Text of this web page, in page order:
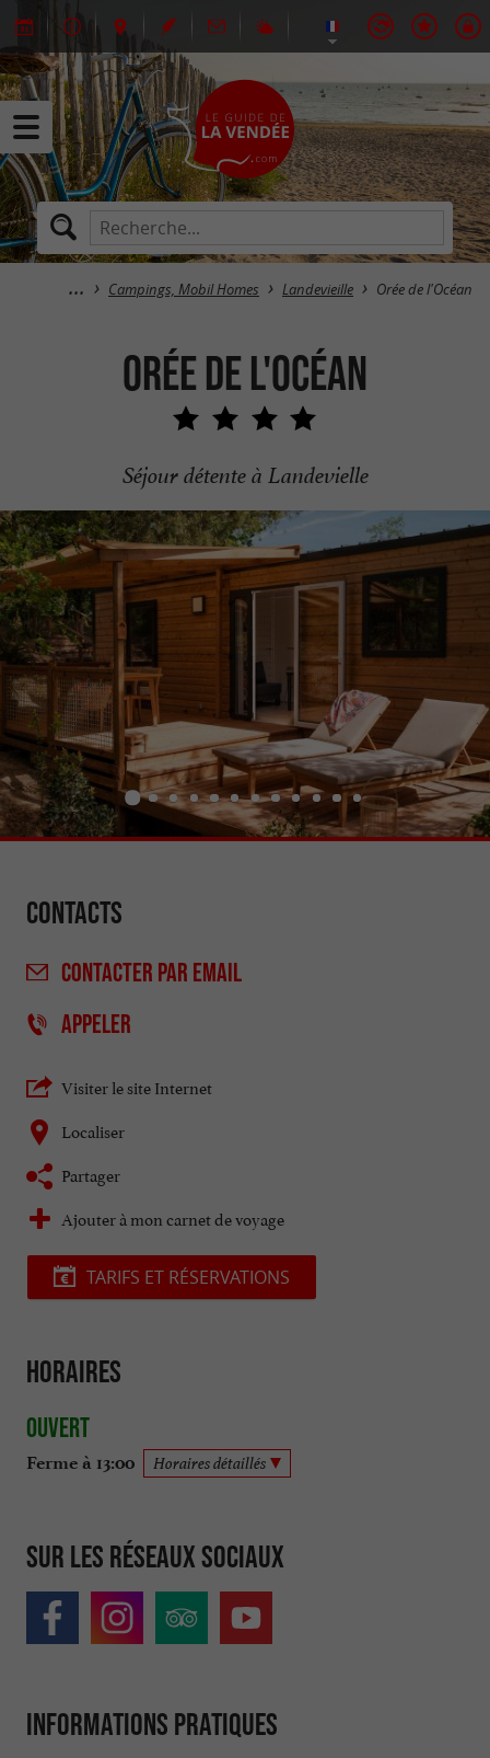
Campings, Mobil Homes Landevieille Orée de l'Océan
Orée de l'Océan
Séjour détente à Landevielle
Contacts
CONTACTER PAR EMAIL
APPELER
Visiter le site Internet
Localiser
Partager
Ajouter à mon carnet de voyage
TARIFS ET RÉSERVATIONS
Horaires
Ouvert
Ferme à 13:00 Horaires détaillés
Sur les réseaux sociaux
Informations pratiques